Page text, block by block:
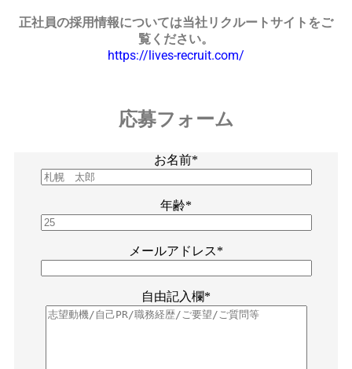
正社員の採用情報については当社リクルートサイトをご
覧ください。
https://lives-recruit.com/
応募フォーム
お名前*
年齢*
メールアドレス*
自由記入欄*